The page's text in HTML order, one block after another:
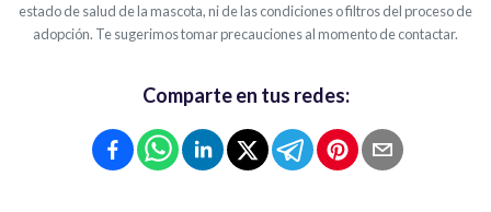
estado de salud de la mascota, ni de las condiciones o filtros del proceso de
adopción. Te sugerimos tomar precauciones al momento de contactar.
Comparte en tus redes: